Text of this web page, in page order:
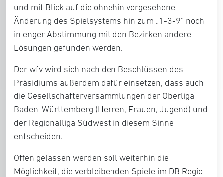
und mit Blick auf die ohnehin vorgesehene
Änderung des Spielsystems hin zum „1-3-9“ noch
in enger Abstimmung mit den Bezirken andere
Lösungen gefunden werden.
Der wfv wird sich nach den Beschlüssen des
Präsidiums außerdem dafür einsetzen, dass auch
die Gesellschafterversammlungen der Oberliga
Baden-Württemberg (Herren, Frauen, Jugend) und
der Regionalliga Südwest in diesem Sinne
entscheiden.
Offen gelassen werden soll weiterhin die
Möglichkeit, die verbleibenden Spiele im DB Regio-